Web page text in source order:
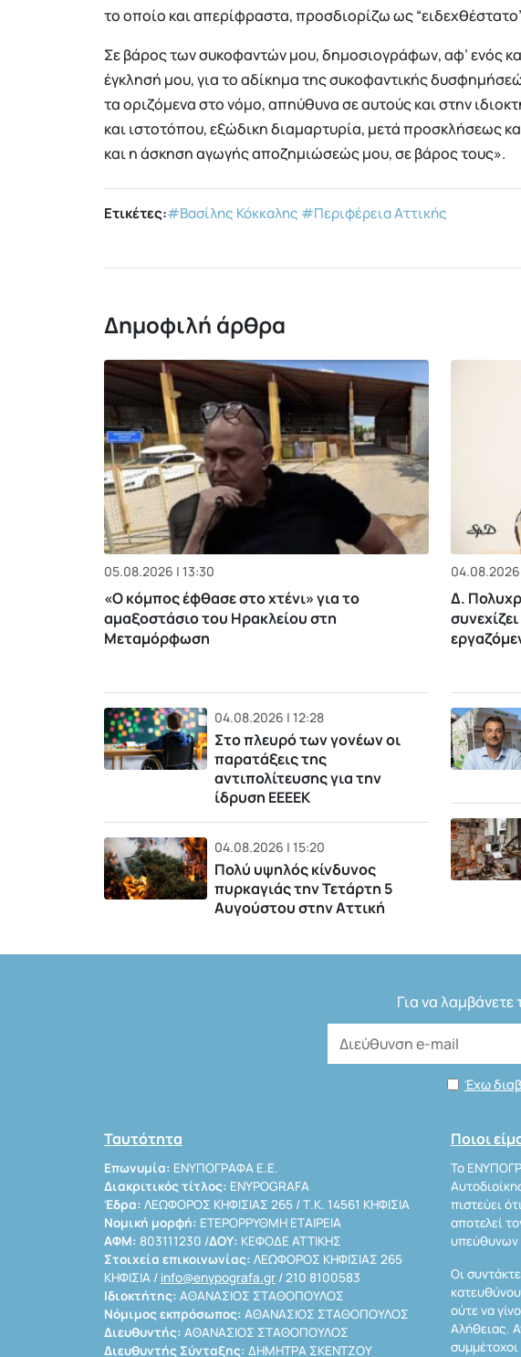
το οποίο και απερίφραστα, προσδιορίζω ως
Σε βάρος των συκοφαντών μου, δημοσιογράφων, αφ’ ενός
έγκλησή μου, για το αδίκημα της συκοφαντικής
τα οριζόμενα στο νόμο, απηύθυνα σε αυτούς και στην
και ιστοτόπου, εξώδικη διαμαρτυρία, μετά προσκλήσεως
και η άσκηση αγωγής αποζημιώσεώς μου, σε βάρος τους».
Ετικέτες:#Βασίλης Κόκκαλης #Περιφέρεια Αττικής
Δημοφιλή άρθρα
05.08.2026 | 13:30
«Ο κόμπος έφθασε στο χτένι» για το
αμαξοστάσιο του Ηρακλείου στη
Μεταμόρφωση
04.08.2026 | 12:28
Στο πλευρό των γονέων οι
παρατάξεις της
αντιπολίτευσης για την
ίδρυση ΕΕΕΕΚ
04.08.2026 | 15:20
Πολύ υψηλός κίνδυνος
πυρκαγιάς την Τετάρτη 5
Αυγούστου στην Αττική
04.08.2026
Δ.
Για να
Έχω
Ταυτότητα
Επωνυμία: ΕΝΥΠΟΓΡΑΦΑ Ε.Ε.
Διακριτικός τίτλος: ENYPOGRAFA
Έδρα: ΛΕΩΦΟΡΟΣ ΚΗΦΙΣΙΑΣ 265 / Τ.Κ. 14561 ΚΗΦΙΣΙΑ
Νομική μορφή: ΕΤΕΡΟΡΡΥΘΜΗ ΕΤΑΙΡΕΙΑ
ΑΦΜ: 803111230 /ΔΟΥ: ΚΕΦΟΔΕ ΑΤΤΙΚΗΣ
Στοιχεία επικοινωνίας: ΛΕΩΦΟΡΟΣ ΚΗΦΙΣΙΑΣ 265
ΚΗΦΙΣΙΑ / info@enypografa.gr / 210 8100583
Ιδιοκτήτης: ΑΘΑΝΑΣΙΟΣ ΣΤΑΘΟΠΟΥΛΟΣ
Νόμιμος εκπρόσωπος: ΑΘΑΝΑΣΙΟΣ ΣΤΑΘΟΠΟΥΛΟΣ
Διευθυντής: ΑΘΑΝΑΣΙΟΣ ΣΤΑΘΟΠΟΥΛΟΣ
Διευθυντής Σύνταξης: ΔΗΜΗΤΡΑ ΣΚΕΝΤΖΟΥ
Ποιοι
Το
πιστεύει
αποτελεί
υπεύθυνων
Οι
ούτε να
Αλήθειας.